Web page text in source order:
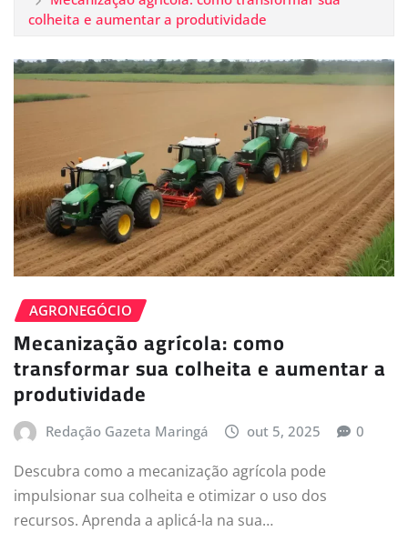
colheita e aumentar a produtividade
AGRONEGÓCIO
Mecanização agrícola: como
transformar sua colheita e aumentar a
produtividade
Redação Gazeta Maringá out 5, 2025 0
Descubra como a mecanização agrícola pode
impulsionar sua colheita e otimizar o uso dos
recursos. Aprenda a aplicá-la na sua…